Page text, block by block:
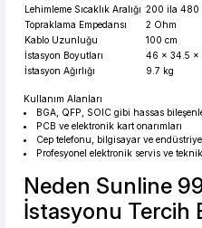
Lehimleme Sıcaklık Aralığı 200 ila 480
Topraklama Empedansı
2 Ohm
Kablo Uzunluğu
100 cm
İstasyon Boyutları
46 x 34.5 x
İstasyon Ağırlığı
9.7 kg
Kullanım Alanları
BGA, QFP, SOIC gibi hassas
PCB ve elektronik kart onarımları
Cep telefonu, bilgisayar ve
Profesyonel elektronik servis ve
Neden Sunline
İstasyonu Tercih